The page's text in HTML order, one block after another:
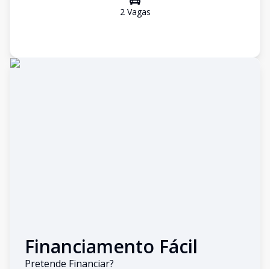
2Vagas
Financiamento Fácil
Pretende Financiar?